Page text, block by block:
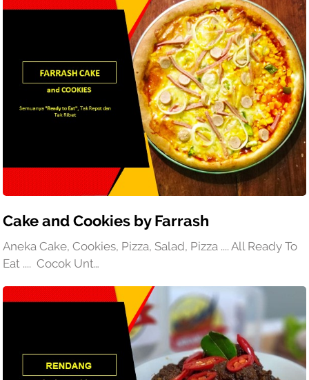
Cake and Cookies by Farrash
Aneka Cake, Cookies, Pizza, Salad, Pizza .... All Ready To
Eat .... Cocok Unt…